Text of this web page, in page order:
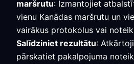
maršrutu: Izmantojiet
vienu Kanādas maršrutu un
vairākus protokolus vai
Salīdziniet rezultātu:
pārskatiet pakalpojuma